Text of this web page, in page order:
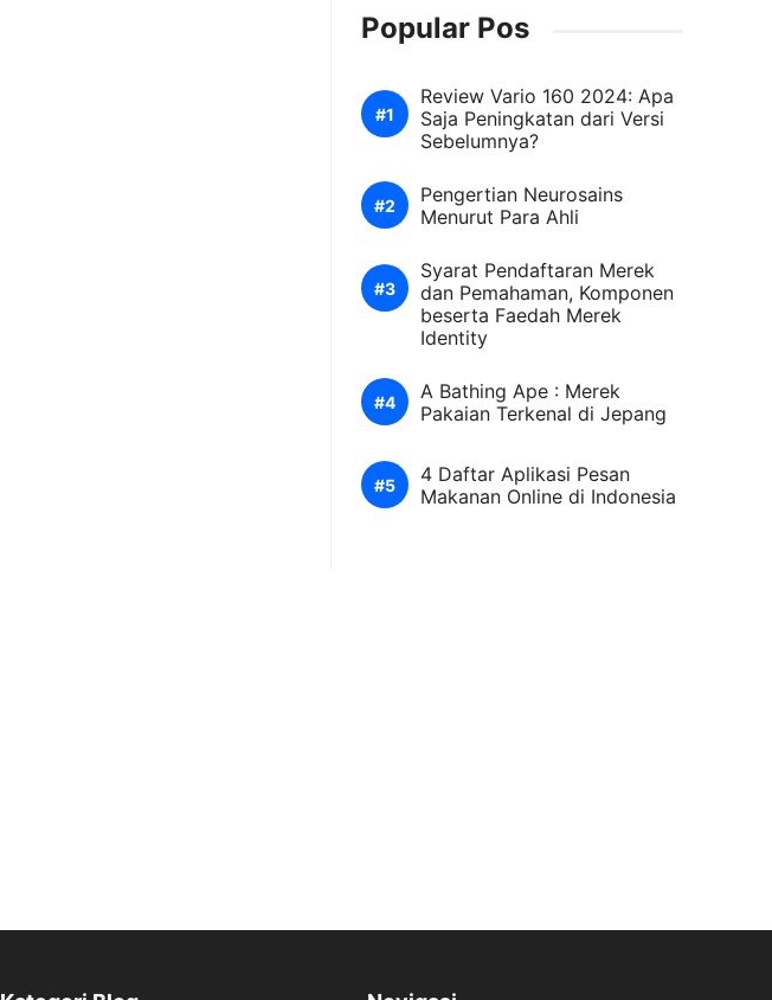
Popular Pos
Review Vario 160 2024: Apa
Saja Peningkatan dari Versi
Sebelumnya?
Pengertian Neurosains
Menurut Para Ahli
Syarat Pendaftaran Merek
dan Pemahaman, Komponen
beserta Faedah Merek
Identity
A Bathing Ape : Merek
Pakaian Terkenal di Jepang
4 Daftar Aplikasi Pesan
Makanan Online di Indonesia